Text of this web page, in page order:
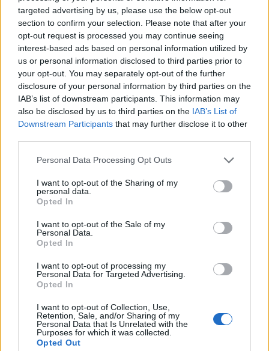
targeted advertising by us, please use the below opt-out
section to confirm your selection. Please note that after your
opt-out request is processed you may continue seeing
interest-based ads based on personal information utilized by
us or personal information disclosed to third parties prior to
your opt-out. You may separately opt-out of the further
disclosure of your personal information by third parties on the
IAB’s list of downstream participants. This information may
also be disclosed by us to third parties on the IAB’s List of
Downstream Participants that may further disclose it to other
Please note that this website/app uses one or more Google
not limited to your visit or usage behaviour. You may click to
grant or deny consent to Google and its third-party tags to
use your data for below specified purposes in below Google
consent section.
Personal Data Processing Opt Outs
I want to opt-out of the Sharing of my
personal data.
Opted In
I want to opt-out of the Sale of my
Personal Data.
Opted In
I want to opt-out of processing my
Personal Data for Targeted Advertising.
Opted In
I want to opt-out of Collection, Use,
Retention, Sale, and/or Sharing of my
Personal Data that Is Unrelated with the
Purposes for which it was collected.
Opted Out
Újabb kihívója van Macronnak: Valérie
Pécresse, aki szintén jobbról támad
Köves Slomó: a magyar zsidóság nem
politikai táborok kiszolgálója